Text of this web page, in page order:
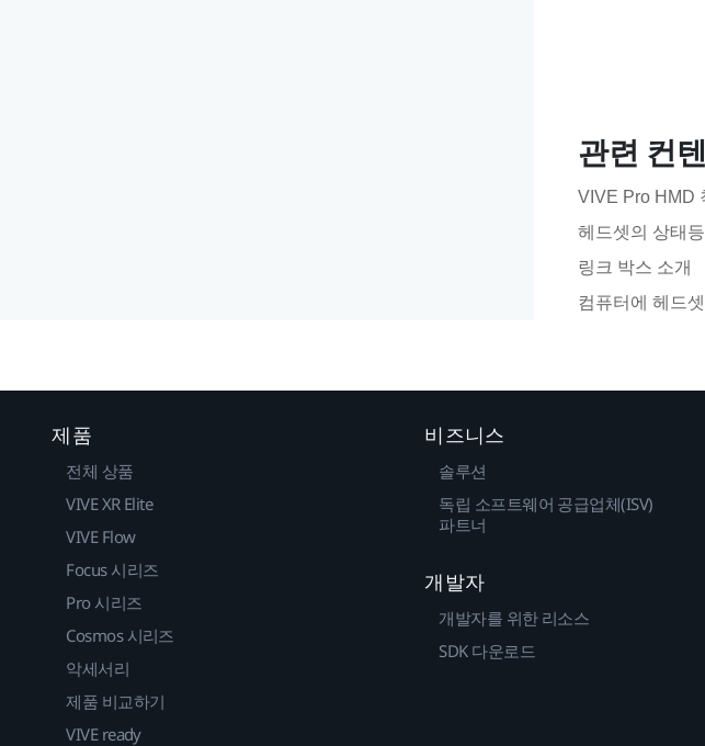
관련 컨
VIVE Pro HMD
헤드셋의 상태
링크 박스 소개
컴퓨터에 헤드셋
제품
전체 상품
VIVE XR Elite
VIVE Flow
Focus 시리즈
Pro 시리즈
Cosmos 시리즈
악세서리
제품 비교하기
VIVE ready
비즈니스
솔루션
독립 소프트웨어 공급업체(ISV)
파트너
개발자
개발자를 위한 리소스
SDK 다운로드